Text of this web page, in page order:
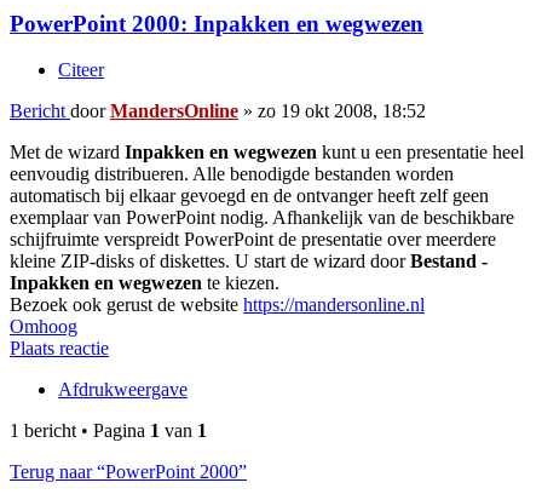
PowerPoint 2000: Inpakken en wegwezen
Citeer
Bericht doorMandersOnline » zo 19 okt 2008, 18:52
Met de wizard Inpakken en wegwezen kunt u een presentatie heel
eenvoudig distribueren. Alle benodigde bestanden worden
automatisch bij elkaar gevoegd en de ontvanger heeft zelf geen
exemplaar van PowerPoint nodig. Afhankelijk van de beschikbare
schijfruimte verspreidt PowerPoint de presentatie over meerdere
kleine ZIP-disks of diskettes. U start de wizard doorBestand -
Inpakken en wegwezen te kiezen.
Bezoek ook gerust de website https://mandersonline.nl
Omhoog
Plaats reactie
Afdrukweergave
1 bericht • Pagina 1 van 1
Terug naar “PowerPoint 2000”